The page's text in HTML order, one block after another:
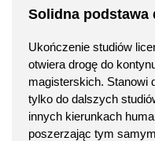
Solidna podstawa
Ukończenie studiów
otwiera drogę do
magisterskich. Stanowi
tylko do dalszych
innych kierunkach
poszerzając tym